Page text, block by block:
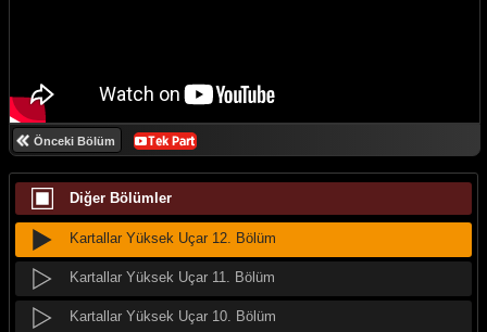
KOMEDİ
DUYGUSAL
TARİHİ
TV SHOW
GENÇLİK
DİZİ HABERLERİ
Önceki Bölüm
Diğer Bölümler
Kartallar Yüksek Uçar 12. Bölüm
Kartallar Yüksek Uçar 11. Bölüm
Kartallar Yüksek Uçar 10. Bölüm